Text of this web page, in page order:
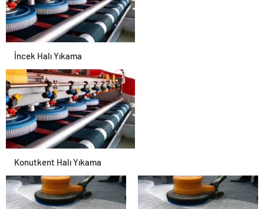
İncek Halı Yıkama
Konutkent Halı Yıkama